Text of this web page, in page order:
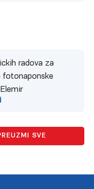
radova za
fotonaponske
SVE